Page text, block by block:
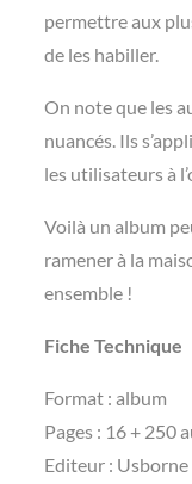
permettre aux
de les habiller.
On note que les
nuancés. Ils
les utilisateurs à
Voilà un album
ramener à la
ensemble !
Fiche Technique
Format : album
Pages : 16 + 250
Editeur : Usborne